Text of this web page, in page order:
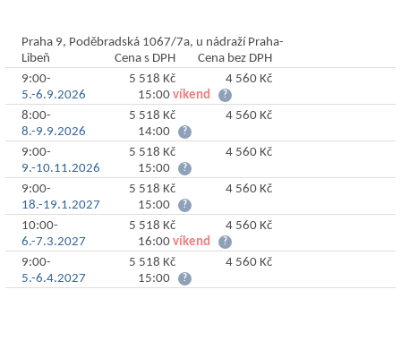
Praha 9, Poděbradská 1067/7a, u nádraží Praha-
Libeň
Cena bez DPH
Cena s DPH
4 560 Kč
5 518 Kč
5.-6.9.2026
9:00-
15:00 víkend ?
4 560 Kč
5 518 Kč
8.-9.9.2026
8:00-
14:00
?
4 560 Kč
5 518 Kč
9.-10.11.2026
9:00-
15:00
?
4 560 Kč
5 518 Kč
18.-19.1.2027
9:00-
15:00
?
4 560 Kč
5 518 Kč
6.-7.3.2027
10:00-
16:00 víkend ?
4 560 Kč
5 518 Kč
5.-6.4.2027
9:00-
15:00
?